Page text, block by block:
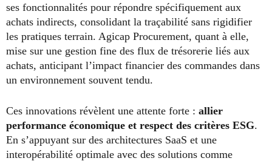
ses fonctionnalités pour répondre spécifiquement aux
achats indirects, consolidant la traçabilité sans rigidifier
les pratiques terrain. Agicap Procurement, quant à elle,
mise sur une gestion fine des flux de trésorerie liés aux
achats, anticipant l’impact financier des commandes dans
un environnement souvent tendu.
Ces innovations révèlent une attente forte : allier
performance économique et respect des critères ESG.
En s’appuyant sur des architectures SaaS et une
interopérabilité optimale avec des solutions comme